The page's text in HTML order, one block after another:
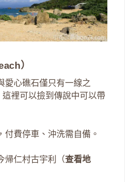
）
愛心礁石僅只有一線之
裡可以撿到傳說中可以帶
付費停車、沖洗需自備。
帰仁村古宇利（查看地